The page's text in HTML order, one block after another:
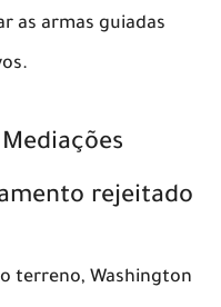
as armas guiadas
rejeitado
terreno, Washington